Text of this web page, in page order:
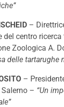
–
del centro
Zoologica A.
delle tartarughe
–
– “Un